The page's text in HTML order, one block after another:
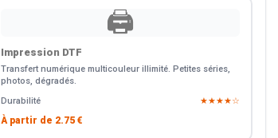
🖨️
Impression DTF
Transfert numérique multicouleur illimité. Petites séries,
photos, dégradés.
Durabilité
★★★★☆
À partir de 2.75 €